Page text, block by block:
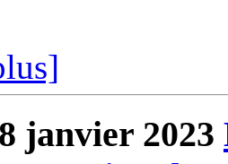
janvier 2023